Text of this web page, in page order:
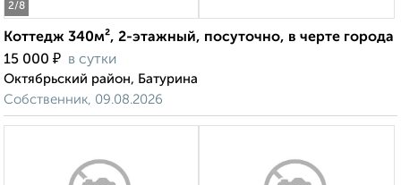
2/8
Коттедж 340м², 2-этажный, посуточно, в черте города
15 000 ₽ в сутки
Октябрьский район, Батурина
Собственник, 09.08.2026